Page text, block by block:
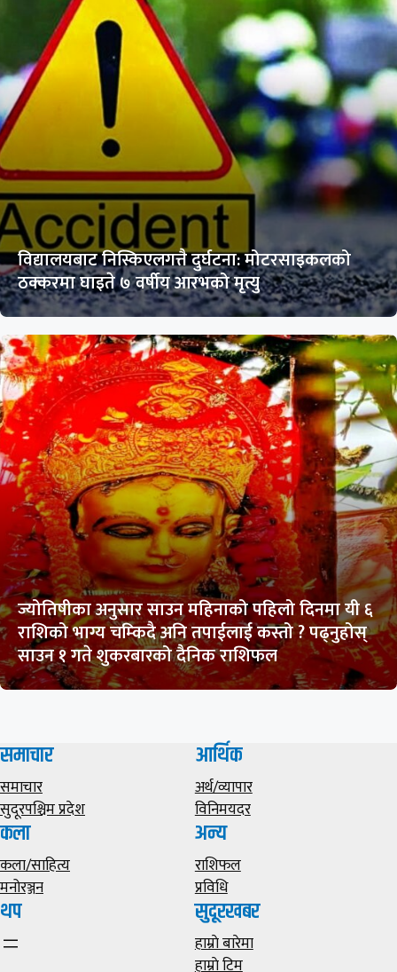
विद्यालयबाट निस्किएलगत्तै दुर्घटना: मोटरसाइकलको
ठक्करमा घाइते ७ वर्षीय आरभको मृत्यु
ज्योतिषीका अनुसार साउन महिनाको पहिलो दिनमा यी ६
राशिको भाग्य चम्किदै अनि तपाईलाई कस्तो ? पढ्नुहोस्
साउन १ गते शुकरबारको दैनिक राशिफल
समाचार
समाचार
सुदूरपश्चिम प्रदेश
आर्थिक
अर्थ/व्यापार
विनिमयदर
कला
कला/साहित्य
मनोरञ्जन
अन्य
राशिफल
प्रविधि
थप सुदूरखबर
हाम्राे बारेमा
हाम्राे टिम